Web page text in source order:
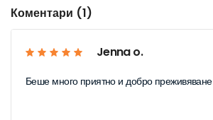
Коментари (1)
Jenna o.
Беше много приятно и добро преживяване